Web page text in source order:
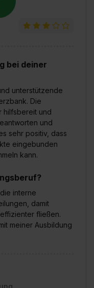
bei deiner
unterstützende
Die
hilfsbereit und
und
sehr positiv, dass
eingebunden
kann.
interne
damit
fließen.
meiner Ausbildung